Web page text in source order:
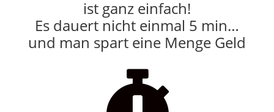
ist ganz einfach!
Es dauert nicht einmal 5 min…
und man spart eine Menge Geld